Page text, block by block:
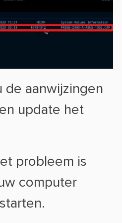
de aanwijzingen
update het
probleem is
computer